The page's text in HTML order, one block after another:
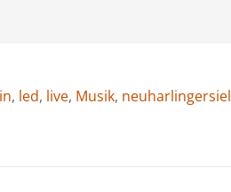
, led, live, Musik, neuharlingersiel